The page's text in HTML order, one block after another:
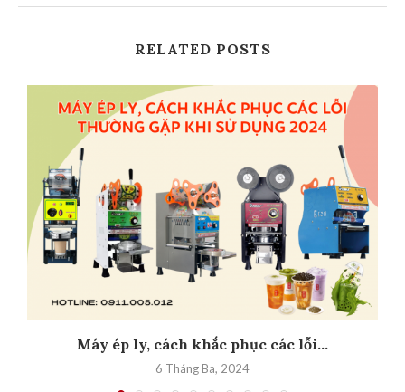
RELATED POSTS
Máy ép ly, cách khắc phục các lỗi...
6 Tháng Ba, 2024